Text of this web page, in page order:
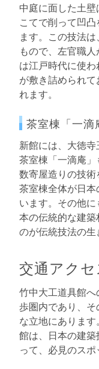
中庭に面した土
こてで削って凹
ます。この技法
もので、左官職
は江戸時代に使
が敷き詰められ
れます。
茶室棟「一滴
新館には、大徳
茶室棟「一滴庵」
数寄屋造りの技術
茶室棟全体が日
います。その他
本の伝統的な建
のが伝統技法の生
交通アクセ
竹中大工道具館
歩圏内であり、
な立地にありま
館は、日本の建
って、必見のスポ